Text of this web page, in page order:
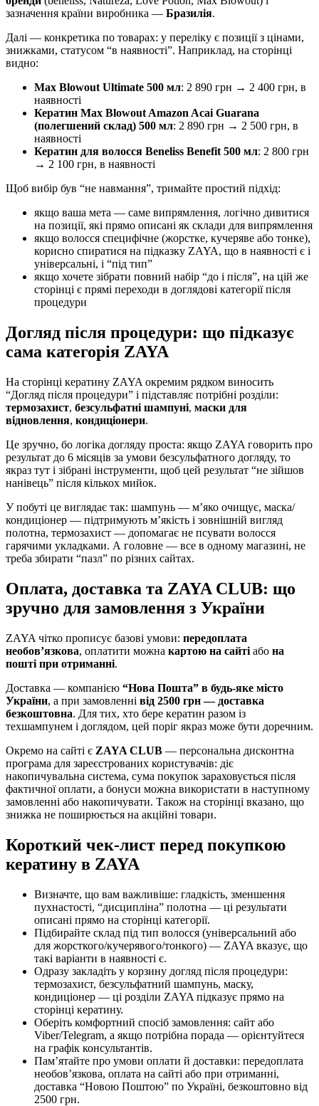
зазначення країни виробника — Бразилія.
Далі — конкретика по товарах: у переліку є позиції з цінами,
знижками, статусом “в наявності”. Наприклад, на сторінці
видно:
Max Blowout Ultimate 500 мл: 2 890 грн → 2 400 грн, в
наявності
Кератин Max Blowout Amazon Acai Guarana
(полегшений склад) 500 мл: 2 890 грн → 2 500 грн, в
наявності
Кератин для волосся Beneliss Benefit 500 мл: 2 800 грн
→ 2 100 грн, в наявності
Щоб вибір був “не навмання”, тримайте простий підхід:
якщо ваша мета — саме випрямлення, логічно дивитися
на позиції, які прямо описані як склади для випрямлення
якщо волосся специфічне (жорстке, кучеряве або тонке),
корисно спиратися на підказку ZAYA, що в наявності є і
універсальні, і “під тип”
якщо хочете зібрати повний набір “до і після”, на цій же
сторінці є прямі переходи в доглядові категорії після
процедури
Догляд після процедури: що підказує
сама категорія ZAYA
На сторінці кератину ZAYA окремим рядком виносить
“Догляд після процедури” і підставляє потрібні розділи:
термозахист, безсульфатні шампуні, маски для
відновлення, кондиціонери.
Це зручно, бо логіка догляду проста: якщо ZAYA говорить про
результат до 6 місяців за умови безсульфатного догляду, то
якраз тут і зібрані інструменти, щоб цей результат “не зійшов
нанівець” після кількох мийок.
У побуті це виглядає так: шампунь — м’яко очищує, маска/
кондиціонер — підтримують м’якість і зовнішній вигляд
полотна, термозахист — допомагає не псувати волосся
гарячими укладками. А головне — все в одному магазині, не
треба збирати “пазл” по різних сайтах.
Оплата, доставка та ZAYA CLUB: що
зручно для замовлення з України
ZAYA чітко прописує базові умови: передоплата
необов’язкова, оплатити можна картою на сайті або на
пошті при отриманні.
Доставка — компанією “Нова Пошта” в будь-яке місто
України, а при замовленні від 2500 грн — доставка
безкоштовна. Для тих, хто бере кератин разом із
техшампунем і доглядом, цей поріг якраз може бути доречним.
Окремо на сайті є ZAYA CLUB — персональна дисконтна
програма для зареєстрованих користувачів: діє
накопичувальна система, сума покупок зараховується після
фактичної оплати, а бонуси можна використати в наступному
замовленні або накопичувати. Також на сторінці вказано, що
знижка не поширюється на акційні товари.
Короткий чек-лист перед покупкою
кератину в ZAYA
Визначте, що вам важливіше: гладкість, зменшення
пухнастості, “дисципліна” полотна — ці результати
описані прямо на сторінці категорії.
Підбирайте склад під тип волосся (універсальний або
для жорсткого/кучерявого/тонкого) — ZAYA вказує, що
такі варіанти в наявності є.
Одразу закладіть у корзину догляд після процедури:
термозахист, безсульфатний шампунь, маску,
кондиціонер — ці розділи ZAYA підказує прямо на
сторінці кератину.
Оберіть комфортний спосіб замовлення: сайт або
Viber/Telegram, а якщо потрібна порада — орієнтуйтеся
на графік консультантів.
Пам’ятайте про умови оплати й доставки: передоплата
необов’язкова, оплата на сайті або при отриманні,
доставка “Новою Поштою” по Україні, безкоштовно від
2500 грн.